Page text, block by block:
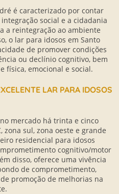
é caracterizado por contar
social e a cidadania
a reintegração ao ambiente
o lar para idosos em Santo
de promover condições
ou declínio cognitivo, bem
física, emocional e social.
LAR PARA IDOSOS
mercado há trinta e cinco
zona sul, zona oeste e grande
residencial para idosos
cognitivo/motor
disso, oferece uma vivência
de comprometimento,
promoção de melhorias na